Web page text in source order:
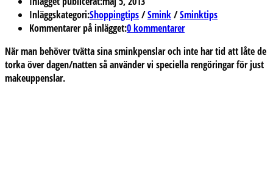
Inläggskategori:Shoppingtips/Smink/Sminktips
Kommentarer på inlägget:0 kommentarer
När man behöver tvätta sina sminkpenslar och inte har tid att låte de
torka över dagen/natten så använder vi speciella rengöringar för just
makeuppenslar.